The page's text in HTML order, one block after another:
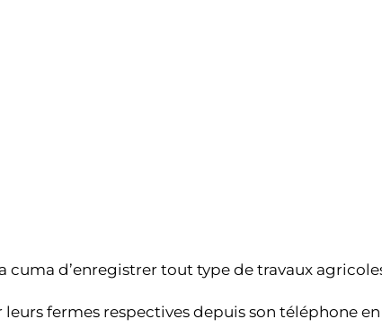
d’enregistrer tout type de travaux
fermes respectives depuis son téléphone